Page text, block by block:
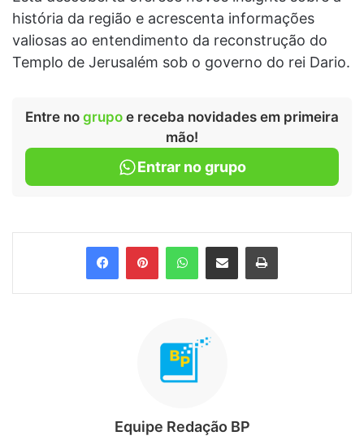
história da região e acrescenta informações
valiosas ao entendimento da reconstrução do
Templo de Jerusalém sob o governo do rei Dario.
Entre no grupo e receba novidades em primeira
mão!
Entrar no grupo
FacebookPinterestWhatsApp
Compartilhar via e-mail Imprimir
Equipe Redação BP